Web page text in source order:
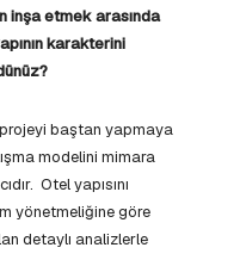
inşa etmek arasında
karakterini
projeyi baştan yapmaya
modelini mimara
Otel yapısını
yönetmeliğine göre
detaylı analizlerle